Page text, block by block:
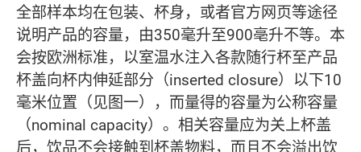
全部样本均在包装、杯身，或者官方网页等途径
说明产品的容量，由350毫升至900亳升不等。本
会按欧洲标准，以室温水注入各款随行杯至产品
杯盖向杯内伸延部分（inserted closure）以下10
毫米位置（见图一），而量得的容量为公称容量
（nominal capacity）。相关容量应为关上杯盖
后，饮品不会接触到杯盖物料，而且不会溢出饮